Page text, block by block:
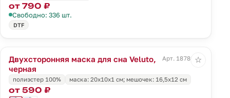
от 790 ₽
Свободно: 336 шт.
DTF
Двухсторонняя маска для сна Veluto,
черная
Арт. 18786.30
полиэстер 100% маска: 20x10х1 см; мешочек: 16,5х12 см
от 590 ₽
☆